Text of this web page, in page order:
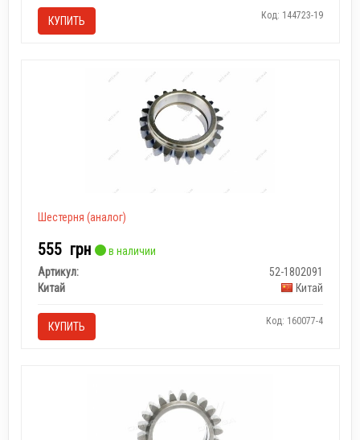
КУПИТЬ Код: 144723-19
Шестерня (аналог)
555 грн
в наличии
Артикул:
52-1802091
Китай
Китай
КУПИТЬ Код: 160077-4